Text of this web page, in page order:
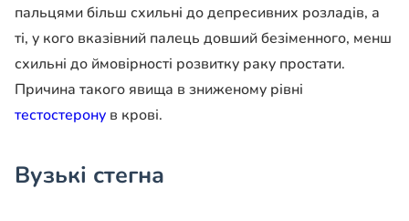
пальцями більш схильні до депресивних розладів, а
ті, у кого вказівний палець довший безіменного, менш
схильні до ймовірності розвитку раку простати.
Причина такого явища в зниженому рівні
тестостерону в крові.
Вузькі стегна